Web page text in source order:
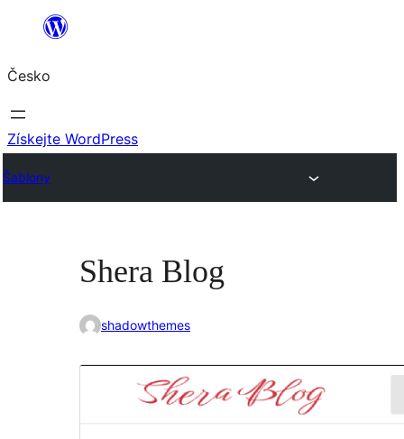
Přeskočit
obsah
Česko
Získejte WordPress
Šablony
Shera Blog
shadowthemes